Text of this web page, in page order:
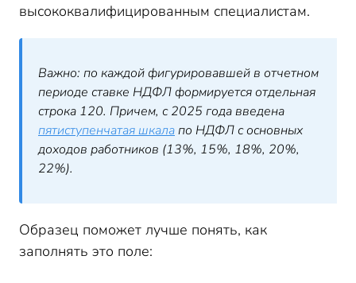
высококвалифицированным специалистам.
Важно: по каждой фигурировавшей в отчетном
периоде ставке НДФЛ формируется отдельная
строка 120. Причем, с 2025 года введена
пятиступенчатая шкалапо НДФЛ с основных
доходов работников (13%, 15%, 18%, 20%,
22%).
Образец поможет лучше понять, как
заполнять это поле: